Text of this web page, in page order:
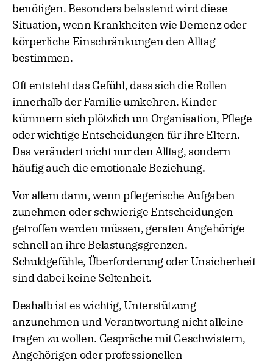
benötigen. Besonders belastend wird diese
Situation, wenn Krankheiten wie Demenz oder
körperliche Einschränkungen den Alltag
bestimmen.
Oft entsteht das Gefühl, dass sich die Rollen
innerhalb der Familie umkehren. Kinder
kümmern sich plötzlich um Organisation, Pflege
oder wichtige Entscheidungen für ihre Eltern.
Das verändert nicht nur den Alltag, sondern
häufig auch die emotionale Beziehung.
Vor allem dann, wenn pflegerische Aufgaben
zunehmen oder schwierige Entscheidungen
getroffen werden müssen, geraten Angehörige
schnell an ihre Belastungsgrenzen.
Schuldgefühle, Überforderung oder Unsicherheit
sind dabei keine Seltenheit.
Deshalb ist es wichtig, Unterstützung
anzunehmen und Verantwortung nicht alleine
tragen zu wollen. Gespräche mit Geschwistern,
Angehörigen oder professionellen